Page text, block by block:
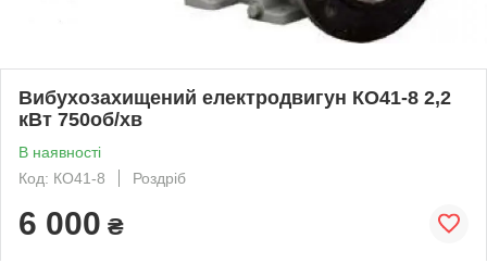
Вибухозахищений електродвигун КО41-8 2,2
кВт 750об/хв
В наявності
Код: КО41-8
Роздріб
6 000 ₴